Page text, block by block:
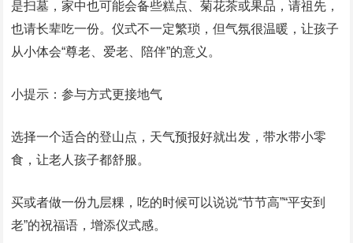
是扫墓，家中也可能会备些糕点、菊花茶或果品，请祖先，
也请长辈吃一份。仪式不一定繁琐，但气氛很温暖，让孩子
从小体会“尊老、爱老、陪伴”的意义。
小提示：参与方式更接地气
选择一个适合的登山点，天气预报好就出发，带水带小零
食，让老人孩子都舒服。
买或者做一份九层粿，吃的时候可以说说“节节高”“平安到
老”的祝福语，增添仪式感。